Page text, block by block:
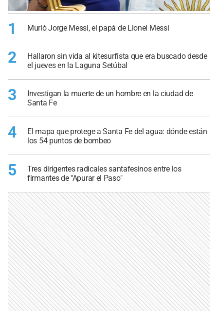
1 Murió Jorge Messi, el papá de Lionel Messi
2
Hallaron sin vida al kitesurfista que era buscado desde
el jueves en la Laguna Setúbal
3
Investigan la muerte de un hombre en la ciudad de
Santa Fe
4
El mapa que protege a Santa Fe del agua: dónde están
los 54 puntos de bombeo
5
Tres dirigentes radicales santafesinos entre los
firmantes de "Apurar el Paso"